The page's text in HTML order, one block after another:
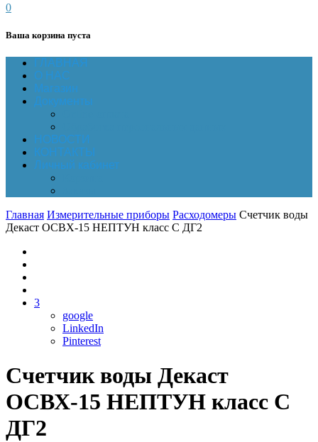
0
Ваша корзина пуста
ГЛАВНАЯ
О НАС
Магазин
Документы
НОВОСТИ
КОНТАКТЫ
Личный кабинет
Главная Измерительные приборы Расходомеры Счетчик воды
Декаст ОСВХ-15 НЕПТУН класс С ДГ2
3
google
LinkedIn
Pinterest
Счетчик воды Декаст
ОСВХ-15 НЕПТУН класс С
ДГ2